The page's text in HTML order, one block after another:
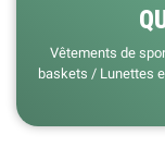
Vêtements de
baskets / Lunettes